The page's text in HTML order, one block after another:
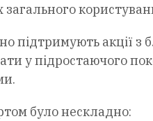
підтримують акції з
у підростаючого
було нескладно: